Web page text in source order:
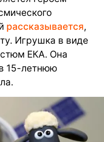
рассказывается,
Игрушка в виде
ЕКА. Она
15-летнюю